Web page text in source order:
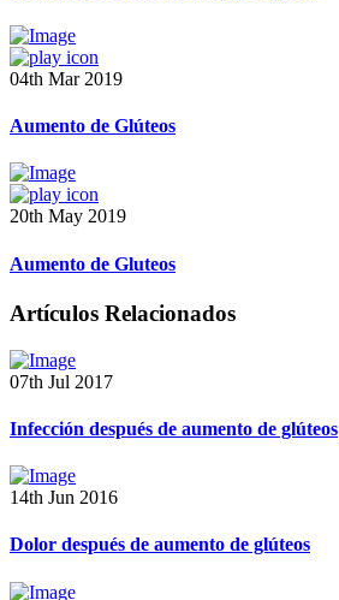
04th Mar 2019
Aumento de Glúteos
20th May 2019
Aumento de Gluteos
Artículos Relacionados
07th Jul 2017
Infección después de aumento de glúteos
14th Jun 2016
Dolor después de aumento de glúteos